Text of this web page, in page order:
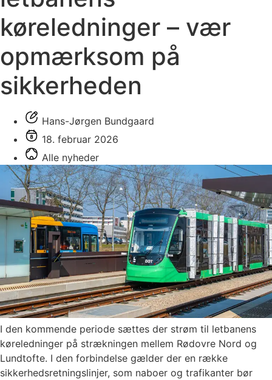
køreledninger – vær
opmærksom på
sikkerheden
Hans-Jørgen Bundgaard
18. februar 2026
Alle nyheder
I den kommende periode sættes der strøm til letbanens
køreledninger på strækningen mellem Rødovre Nord og
Lundtofte. I den forbindelse gælder der en række
sikkerhedsretningslinjer, som naboer og trafikanter bør